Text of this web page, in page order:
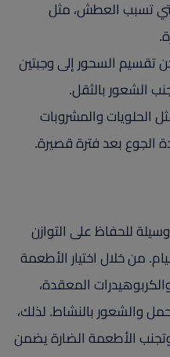
تسبب العطش، مثل
تقسيم السحور إلى وجبتين
الشعور بالثقل.
الحلويات والمشروبات
الجوع بعد فترة قصيرة.
للحفاظ على التوازن
من خلال اختيار الأطعمة
والكربوهيدرات المعقدة،
والشعور بالنشاط. لذلك،
الأطعمة الضارة يضمن